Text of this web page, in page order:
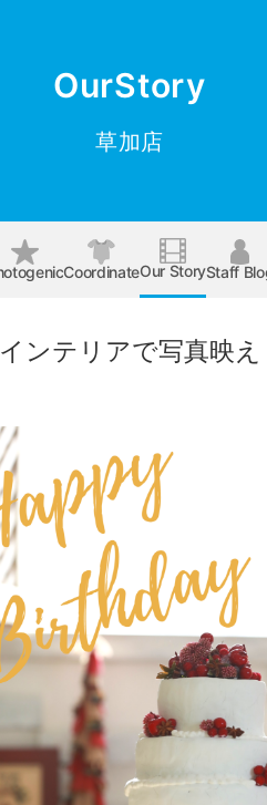
OurStory
草加店
CoordinateOur StoryStaff
ンテリアで写真映え